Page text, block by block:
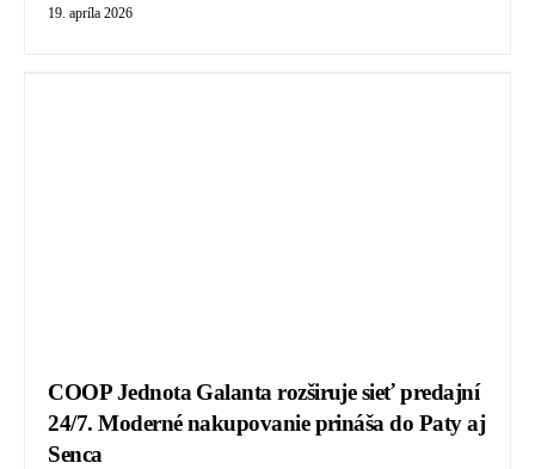
19. apríla 2026
COOP Jednota Galanta rozširuje sieť predajní
24/7. Moderné nakupovanie prináša do Paty aj
Senca